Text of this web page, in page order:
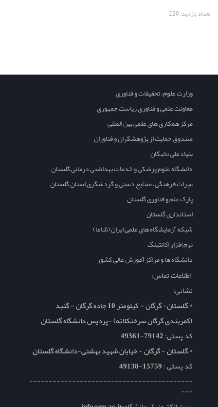
تعداد بازدید: 220
وزارت علوم، تحقیقات و فناوری
معاونت علمی و فناوری ریاست جمهوری
مرکز همکاری های علمی بین المللی
صندوق حمایت از پژوهشگران و فناوران
بنیاد ملی نخبگان
دانشگاه علوم پزشکی و خدمات بهداشتی درمانی گلستان
میراث فرهنگی، صنایع دستی و گردشگری استان گلستان
پارک علم و فناوری گلستان
استانداری گلستان
شبکه آزمایشگاه های علمی ایران (شاعا)
نرم افزار اکانتینگ
دانشگاه ها و مراکز آموزش عالی کشور
اطلاعات تماس:
نشانی:
* گلستان- گرگان - کیلومتر 10 جاده گرگان - گنبد
(کمربندی گرگان سرخنکلاته) -پردیس دانشگاه گلستان
کد پستی:79142-49361
* گلستان - گرگان - خیابان شهید بهشتی-دانشگاه گلستان
کد پستی :15759-49138
------------------------------------------
---